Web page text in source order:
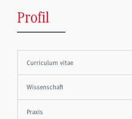
Profil
Curriculum vitae
Wissenschaft
Praxis